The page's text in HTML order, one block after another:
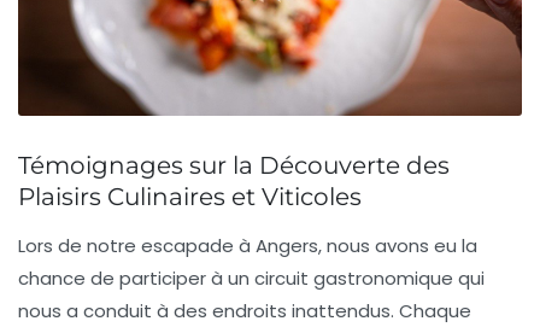
Témoignages sur la Découverte des
Plaisirs Culinaires et Viticoles
Lors de notre escapade à Angers, nous avons eu la
chance de participer à un circuit gastronomique qui
nous a conduit à des endroits inattendus. Chaque